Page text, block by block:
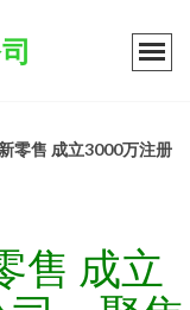
零售 成立3000万注册
售 成立